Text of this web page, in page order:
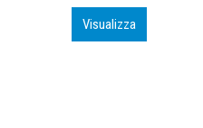
Inizia a Personalizzare